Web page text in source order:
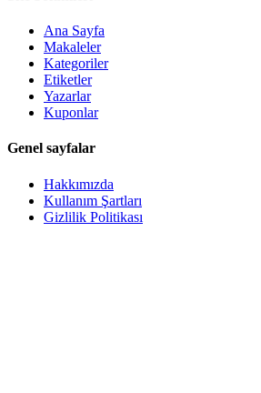
Ana Sayfa
Makaleler
Kategoriler
Etiketler
Yazarlar
Kuponlar
Genel sayfalar
Hakkımızda
Kullanım Şartları
Gizlilik Politikası